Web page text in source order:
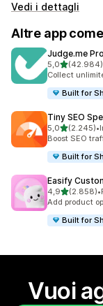
Vedi i dettagli
Altre app
Judge.me
5,0stelle su 5
(42.984)
42984
Collect
Built for
Tiny SEO
5,0stelle su 5
(2.245)
2245 •
Boost SEO
Built for
Easify
4,9stelle su 5
(2.858)
2858 •
Add product
Built for
Vuoi